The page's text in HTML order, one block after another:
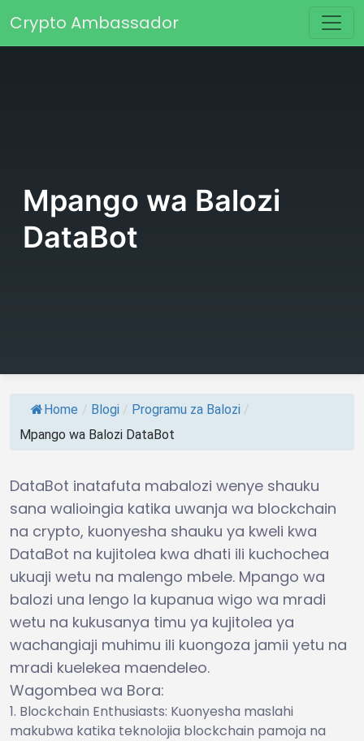
Main Navigation
Crypto Ambassador
Mpango wa Balozi
DataBot
Home / Blogi / Programu za Balozi /
Mpango wa Balozi DataBot
DataBot inatafuta mabalozi wenye shauku
sana walioingia katika uwanja wa blockchain
na crypto, kuonyesha shauku ya kweli kwa
DataBot na kujitolea kwa dhati ili kuchochea
ukuaji wetu na malengo mbele. Mpango wa
balozi una lengo la kupanua wigo wa mradi
wetu na kukusanya timu ya kujitolea ya
wachangiaji muhimu ili kuongoza jamii yetu na
mradi kuelekea maendeleo.
Wagombea wa Bora:
Blockchain Enthusiasts: Kuonyesha maslahi
makubwa katika teknolojia blockchain pamoja na